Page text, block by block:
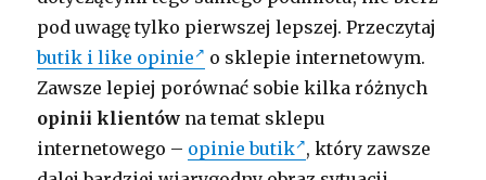
pod uwagę tylko pierwszej lepszej. Przeczytaj
butik i like opinie
o sklepie internetowym.
Zawsze lepiej porównać sobie kilka różnych
opinii klientów na temat sklepu
internetowego – opinie butik , który zawsze